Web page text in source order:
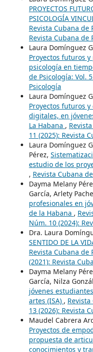
PROYECTOS
PSICOLOGÍA
Revista Cubana de
Revista Cubana de
Laura Domínguez
Proyectos futuros
psicología en
de Psicología: Vol.
Psicología
Laura Domínguez
Proyectos futuros
digitales, en
La Habana ,
11 (2025): Revista
Laura Domínguez
Pérez,
estudio de los
, Revista Cubana
Dayma Melany
García, Arlety
profesionales en
de la Habana ,
Núm. 10 (2024):
Dra. Laura
SENTIDO DE LA
Revista Cubana de
(2021): Revista
Dayma Melany
García, Nilza
jóvenes
artes (ISA) ,
13 (2026): Revista
Maudel Cabrera
Proyectos de
propuesta de
conocimientos y